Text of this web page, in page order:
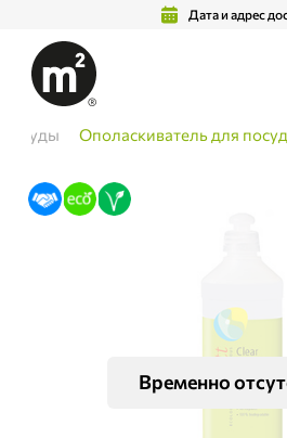
Дата и адрес
Ополаскиватель для
Временно